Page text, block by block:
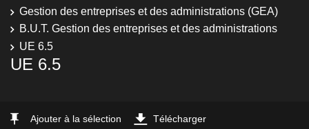
Gestion des entreprises et des administrations (GEA)
B.U.T. Gestion des entreprises et des administrations
UE 6.5
UE 6.5
Ajouter à la sélection Télécharger